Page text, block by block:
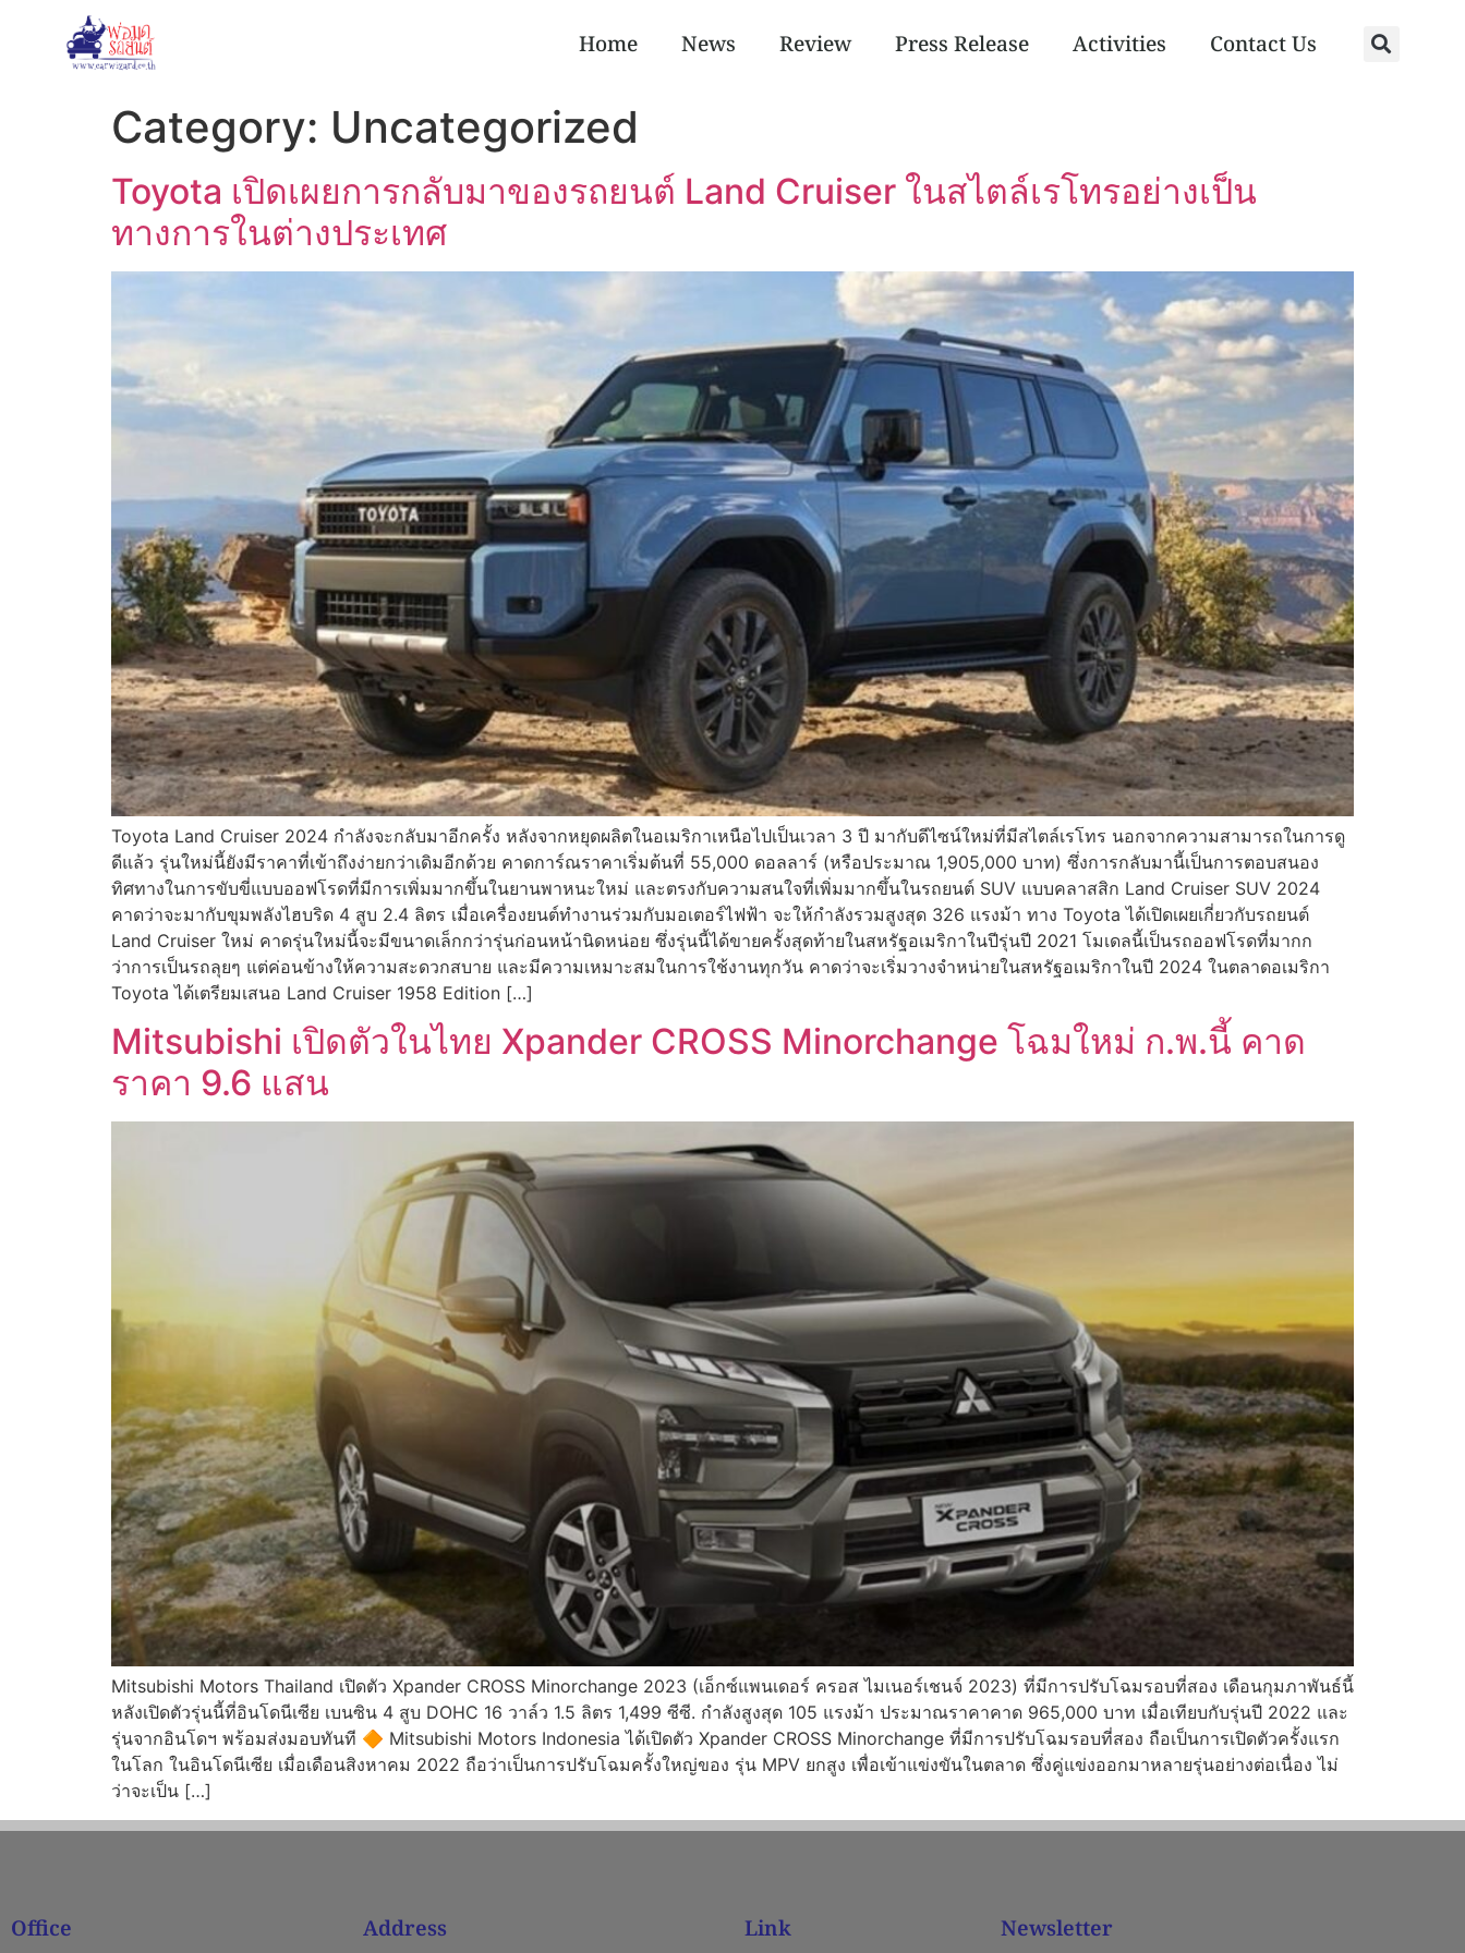
Home News Review Press Release Activities Contact Us
Category: Uncategorized
Toyota เปิดเผยการกลับมาของรถยนต์ Land Cruiser ในสไตล์เรโทรอย่างเป็น
ทางการในต่างประเทศ
Toyota Land Cruiser 2024 กำลังจะกลับมาอีกครั้ง หลังจากหยุดผลิตในอเมริกาเหนือไปเป็นเวลา 3 ปี มากับดีไซน์ใหม่ที่มีสไตล์เรโทร นอกจากความสามารถในการดู
ดีแล้ว รุ่นใหม่นี้ยังมีราคาที่เข้าถึงง่ายกว่าเดิมอีกด้วย คาดการ์ณราคาเริ่มต้นที่ 55,000 ดอลลาร์ (หรือประมาณ 1,905,000 บาท) ซึ่งการกลับมานี้เป็นการตอบสนอง
ทิศทางในการขับขี่แบบออฟโรดที่มีการเพิ่มมากขึ้นในยานพาหนะใหม่ และตรงกับความสนใจที่เพิ่มมากขึ้นในรถยนต์ SUV แบบคลาสสิก Land Cruiser SUV 2024
คาดว่าจะมากับขุมพลังไฮบริด 4 สูบ 2.4 ลิตร เมื่อเครื่องยนต์ทำงานร่วมกับมอเตอร์ไฟฟ้า จะให้กำลังรวมสูงสุด 326 แรงม้า ทาง Toyota ได้เปิดเผยเกี่ยวกับรถยนต์
Land Cruiser ใหม่ คาดรุ่นใหม่นี้จะมีขนาดเล็กกว่ารุ่นก่อนหน้านิดหน่อย ซึ่งรุ่นนี้ได้ขายครั้งสุดท้ายในสหรัฐอเมริกาในปีรุ่นปี 2021 โมเดลนี้เป็นรถออฟโรดที่มากก
ว่าการเป็นรถลุยๆ แต่ค่อนข้างให้ความสะดวกสบาย และมีความเหมาะสมในการใช้งานทุกวัน คาดว่าจะเริ่มวางจำหน่ายในสหรัฐอเมริกาในปี 2024 ในตลาดอเมริกา
Toyota ได้เตรียมเสนอ Land Cruiser 1958 Edition […]
Mitsubishi เปิดตัวในไทย Xpander CROSS Minorchange โฉมใหม่ ก.พ.นี้ คาด
ราคา 9.6 แสน
Mitsubishi Motors Thailand เปิดตัว Xpander CROSS Minorchange 2023 (เอ็กซ์แพนเดอร์ ครอส ไมเนอร์เชนจ์ 2023) ที่มีการปรับโฉมรอบที่สอง เดือนกุมภาพันธ์นี้
หลังเปิดตัวรุ่นนี้ที่อินโดนีเซีย เบนซิน 4 สูบ DOHC 16 วาล์ว 1.5 ลิตร 1,499 ซีซี. กำลังสูงสุด 105 แรงม้า ประมาณราคาคาด 965,000 บาท เมื่อเทียบกับรุ่นปี 2022 และ
รุ่นจากอินโดฯ พร้อมส่งมอบทันที 🔶 Mitsubishi Motors Indonesia ได้เปิดตัว Xpander CROSS Minorchange ที่มีการปรับโฉมรอบที่สอง ถือเป็นการเปิดตัวครั้งแรก
ในโลก ในอินโดนีเซีย เมื่อเดือนสิงหาคม 2022 ถือว่าเป็นการปรับโฉมครั้งใหญ่ของ รุ่น MPV ยกสูง เพื่อเข้าแข่งขันในตลาด ซึ่งคู่แข่งออกมาหลายรุ่นอย่างต่อเนื่อง ไม่
ว่าจะเป็น […]
Office Address Link Newsletter